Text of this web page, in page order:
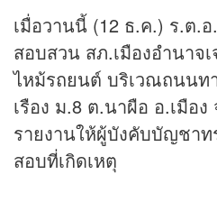
เมื่อวานนี้ (12 ธ.ค.) ร.ต.
สอบสวน สภ.เมืองอำนาจ
ไหม้รถยนต์ บริเวณถนนท
เรือง ม.8 ต.นาผือ อ.เมือ
รายงานให้ผู้บังคับบัญชา
สอบที่เกิดเหตุ